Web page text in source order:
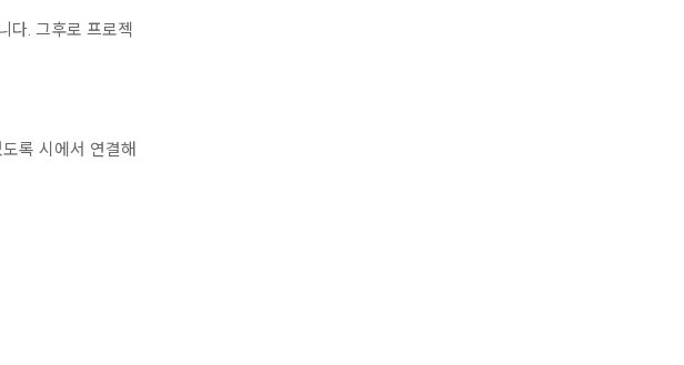
다. 그후로 프로젝
록 시에서 연결해